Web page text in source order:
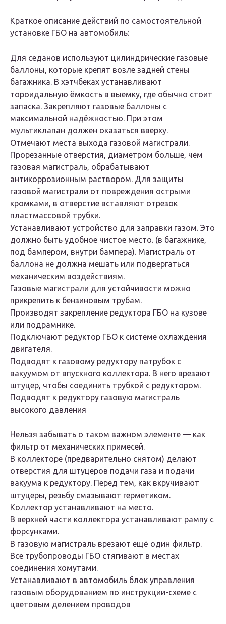
Краткое описание действий по самостоятельной
установке ГБО на автомобиль:
Для седанов используют цилиндрические газовые
баллоны, которые крепят возле задней стены
багажника. В хэтчбеках устанавливают
тороидальную ёмкость в выемку, где обычно стоит
запаска. Закрепляют газовые баллоны с
максимальной надёжностью. При этом
мультиклапан должен оказаться вверху.
Отмечают места выхода газовой магистрали.
Прорезанные отверстия, диаметром больше, чем
газовая магистраль, обрабатывают
антикоррозионным раствором. Для защиты
газовой магистрали от повреждения острыми
кромками, в отверстие вставляют отрезок
пластмассовой трубки.
Устанавливают устройство для заправки газом. Это
должно быть удобное чистое место. (в багажнике,
под бампером, внутри бампера). Магистраль от
баллона не должна мешать или подвергаться
механическим воздействиям.
Газовые магистрали для устойчивости можно
прикрепить к бензиновым трубам.
Производят закрепление редуктора ГБО на кузове
или подрамнике.
Подключают редуктор ГБО к системе охлаждения
двигателя.
Подводят к газовому редуктору патрубок с
вакуумом от впускного коллектора. В него врезают
штуцер, чтобы соединить трубкой с редуктором.
Подводят к редуктору газовую магистраль
высокого давления
Нельзя забывать о таком важном элементе — как
фильтр от механических примесей.
В коллекторе (предварительно снятом) делают
отверстия для штуцеров подачи газа и подачи
вакуума к редуктору. Перед тем, как вкручивают
штуцеры, резьбу смазывают герметиком.
Коллектор устанавливают на место.
В верхней части коллектора устанавливают рампу с
форсунками.
В газовую магистраль врезают ещё один фильтр.
Все трубопроводы ГБО стягивают в местах
соединения хомутами.
Устанавливают в автомобиль блок управления
газовым оборудованием по инструкции-схеме с
цветовым делением проводов